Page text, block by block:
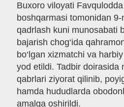
Buxoro viloyati
boshqarmasi tomonidan
qadrlash kuni munosabati
bajarish chog‘ida
bo‘lgan xizmatchi va
yod etildi. Tadbir doirasida
qabrlari ziyorat qilinib,
hamda hududlarda
amalga oshirildi.